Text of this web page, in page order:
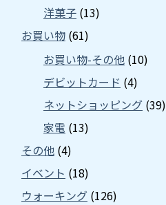
洋菓子 (13)
お買い物 (61)
お買い物-その他 (10)
デビットカード (4)
ネットショッピング (39)
家電 (13)
その他 (4)
イベント (18)
ウォーキング (126)